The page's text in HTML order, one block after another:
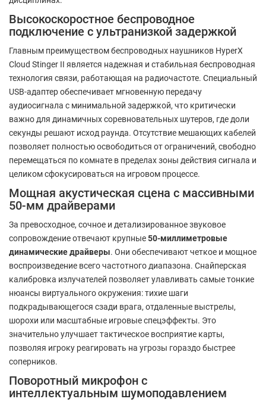
Высокоскоростное беспроводное
подключение с ультранизкой задержкой
Главным преимуществом беспроводных наушников HyperX
Cloud Stinger II является надежная и стабильная беспроводная
технология связи, работающая на радиочастоте. Специальный
USB-адаптер обеспечивает мгновенную передачу
аудиосигнала с минимальной задержкой, что критически
важно для динамичных соревновательных шутеров, где доли
секунды решают исход раунда. Отсутствие мешающих кабелей
позволяет полностью освободиться от ограничений, свободно
перемещаться по комнате в пределах зоны действия сигнала и
целиком сфокусироваться на игровом процессе.
Мощная акустическая сцена с массивными
50-мм драйверами
За превосходное, сочное и детализированное звуковое
сопровождение отвечают крупные50-миллиметровые
динамические драйверы. Они обеспечивают четкое и мощное
воспроизведение всего частотного диапазона. Снайперская
калибровка излучателей позволяет улавливать самые тонкие
нюансы виртуального окружения: тихие шаги
подкрадывающегося сзади врага, отдаленные выстрелы,
шорохи или масштабные игровые спецэффекты. Это
значительно улучшает тактическое восприятие карты,
позволяя игроку реагировать на угрозы гораздо быстрее
соперников.
Поворотный микрофон с
интеллектуальным шумоподавлением